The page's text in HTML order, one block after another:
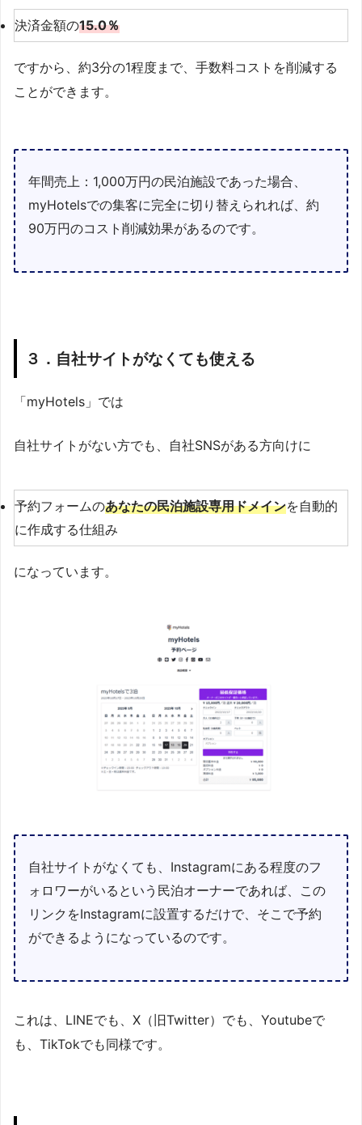
決済金額の15.0％
ですから、約3分の1程度まで、手数料コストを削減する
ことができます。
年間売上：1,000万円の民泊施設であった場合、
myHotelsでの集客に完全に切り替えられれば、約
90万円のコスト削減効果があるのです。
３．自社サイトがなくても使える
「myHotels」では
自社サイトがない方でも、自社SNSがある方向けに
予約フォームのあなたの民泊施設専用ドメインを自動的
に作成する仕組み
になっています。
自社サイトがなくても、Instagramにある程度のフ
ォロワーがいるという民泊オーナーであれば、この
リンクをInstagramに設置するだけで、そこで予約
ができるようになっているのです。
これは、LINEでも、X（旧Twitter）でも、Youtubeで
も、TikTokでも同様です。